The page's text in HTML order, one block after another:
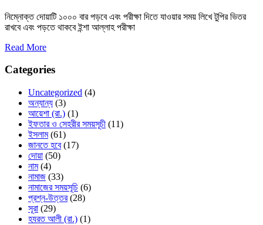
নিম্নোক্ত দোয়াটি ১০০০ বার পড়বে এবং পরীক্ষা দিতে যাওয়ার সময় লিখে টুপির ভিতর
রাখবে এবং পড়তে থাকবে ইন্শা আল্লাহ পরীক্ষা
Read More
Categories
Uncategorized (4)
অন্যান্য (3)
আয়েশা (রা.) (1)
ইফতার ও সেহরীর সময়সূচী (11)
ইসলাম(61)
জানতে হবে(17)
দোয়া (50)
নাম(4)
নামাজ (33)
নামাজের সময়সূচি (6)
প্রশ্ন-উত্তর(28)
সূরা (29)
হযরত আলী (রা.) (1)